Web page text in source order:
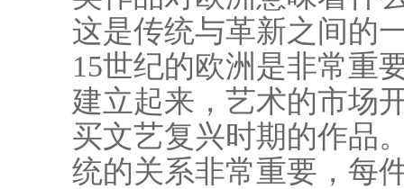
这是传统与革新之间的
15世纪的欧洲是非常重
建立起来，艺术的市场
买文艺复兴时期的作品
统的关系非常重要，每